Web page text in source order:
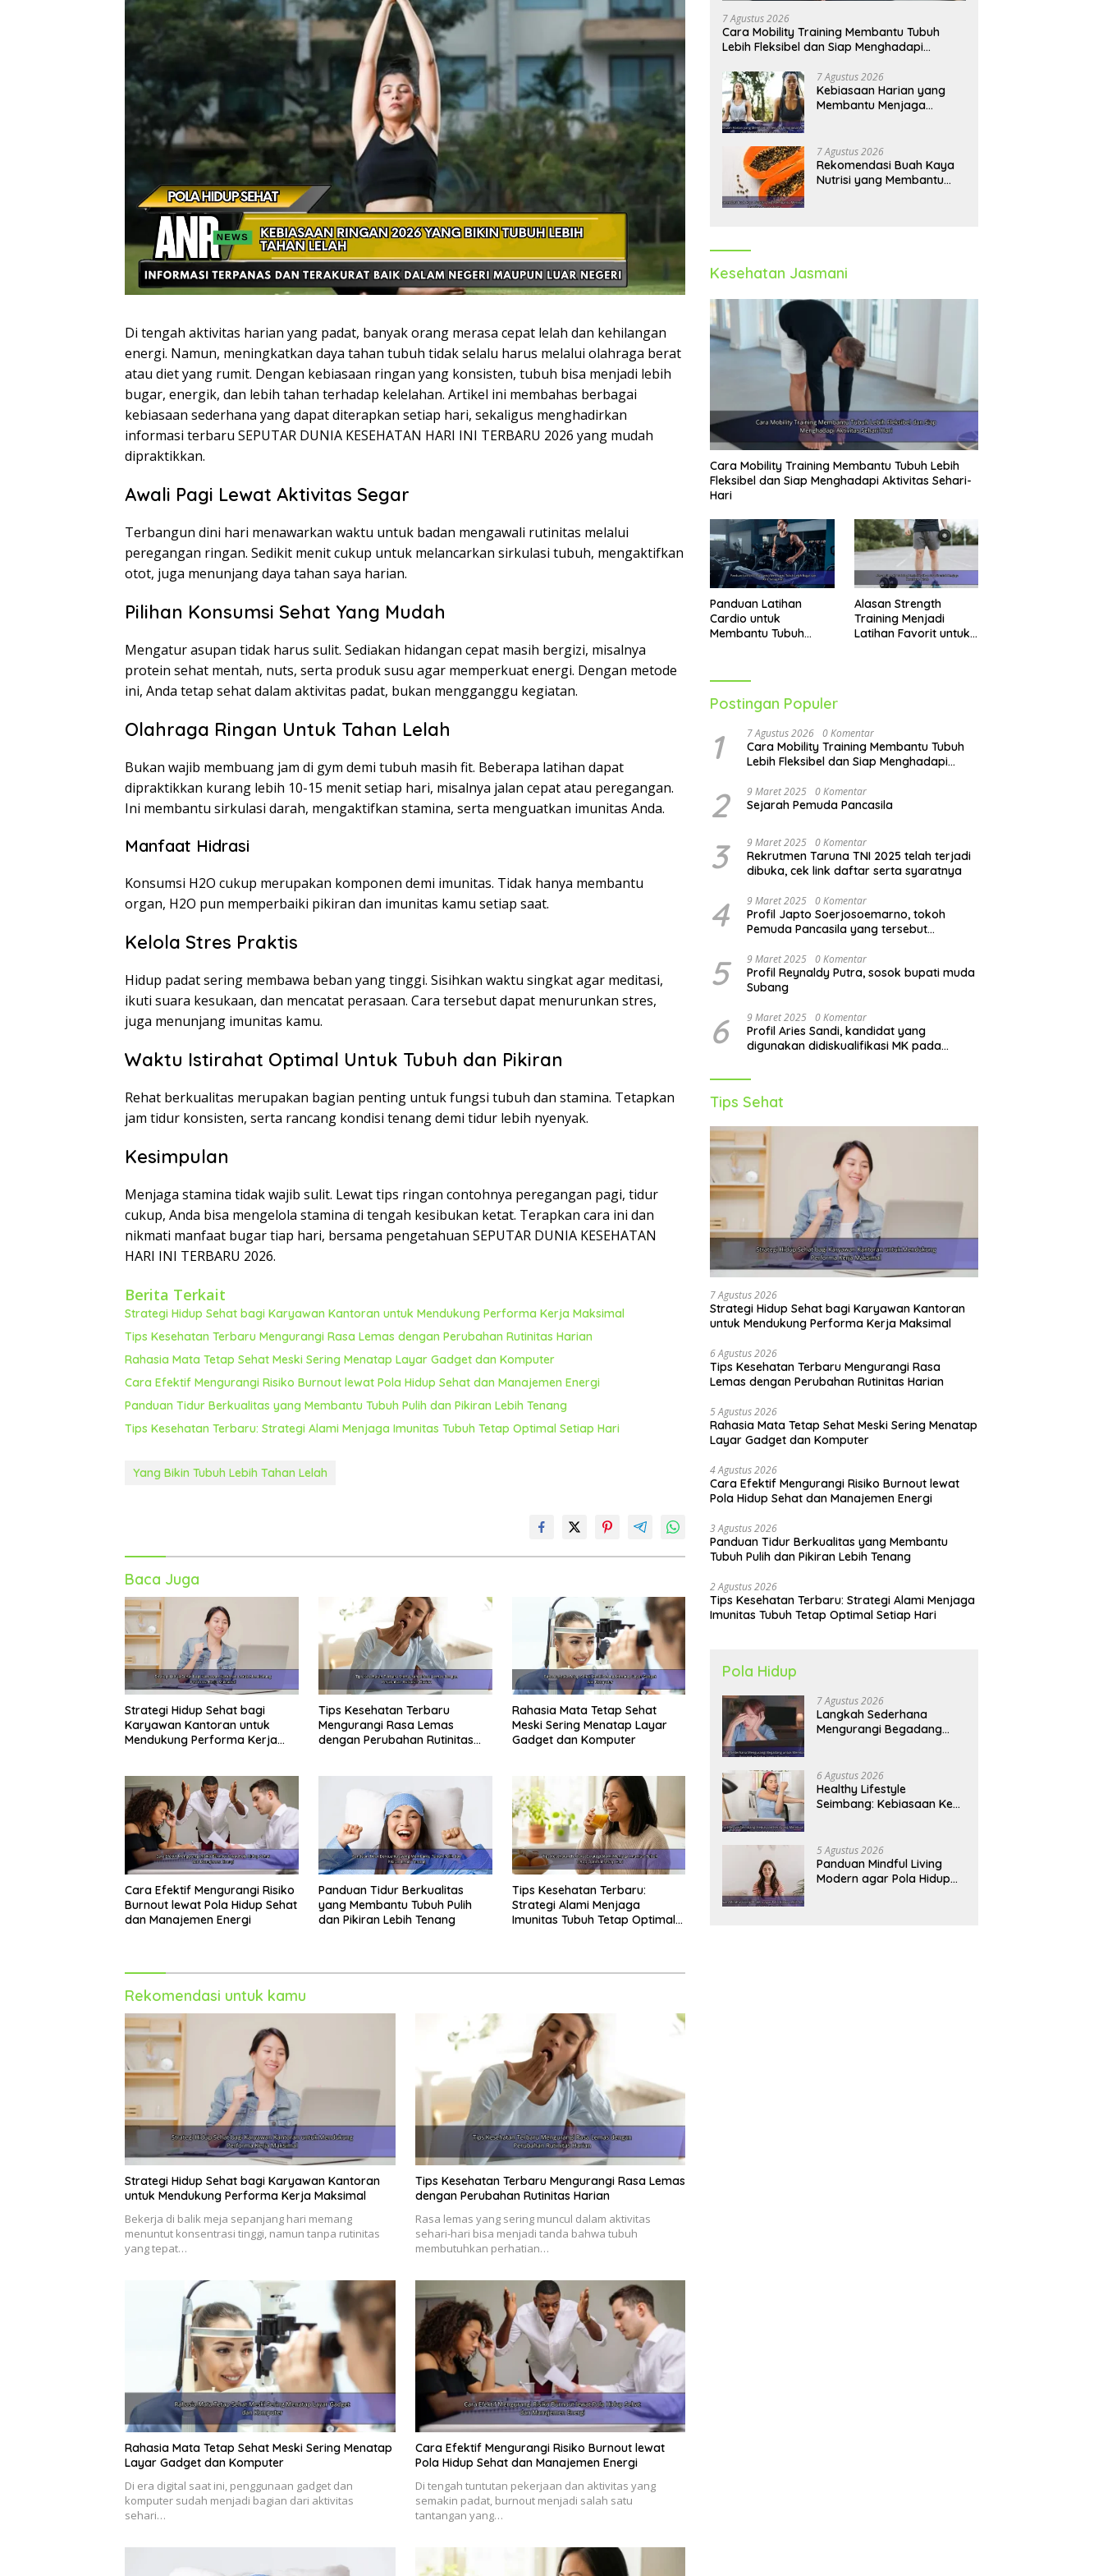
Di tengah aktivitas harian yang padat, banyak orang merasa cepat lelah dan kehilangan
energi. Namun, meningkatkan daya tahan tubuh tidak selalu harus melalui olahraga berat
atau diet yang rumit. Dengan kebiasaan ringan yang konsisten, tubuh bisa menjadi lebih
bugar, energik, dan lebih tahan terhadap kelelahan. Artikel ini membahas berbagai
kebiasaan sederhana yang dapat diterapkan setiap hari, sekaligus menghadirkan
informasi terbaru SEPUTAR DUNIA KESEHATAN HARI INI TERBARU 2026 yang mudah
dipraktikkan.
Awali Pagi Lewat Aktivitas Segar
Terbangun dini hari menawarkan waktu untuk badan mengawali rutinitas melalui
peregangan ringan. Sedikit menit cukup untuk melancarkan sirkulasi tubuh, mengaktifkan
otot, juga menunjang daya tahan saya harian.
Pilihan Konsumsi Sehat Yang Mudah
Mengatur asupan tidak harus sulit. Sediakan hidangan cepat masih bergizi, misalnya
protein sehat mentah, nuts, serta produk susu agar memperkuat energi. Dengan metode
ini, Anda tetap sehat dalam aktivitas padat, bukan mengganggu kegiatan.
Olahraga Ringan Untuk Tahan Lelah
Bukan wajib membuang jam di gym demi tubuh masih fit. Beberapa latihan dapat
dipraktikkan kurang lebih 10-15 menit setiap hari, misalnya jalan cepat atau peregangan.
Ini membantu sirkulasi darah, mengaktifkan stamina, serta menguatkan imunitas Anda.
Manfaat Hidrasi
Konsumsi H2O cukup merupakan komponen demi imunitas. Tidak hanya membantu
organ, H2O pun memperbaiki pikiran dan imunitas kamu setiap saat.
Kelola Stres Praktis
Hidup padat sering membawa beban yang tinggi. Sisihkan waktu singkat agar meditasi,
ikuti suara kesukaan, dan mencatat perasaan. Cara tersebut dapat menurunkan stres,
juga menunjang imunitas kamu.
Waktu Istirahat Optimal Untuk Tubuh dan Pikiran
Rehat berkualitas merupakan bagian penting untuk fungsi tubuh dan stamina. Tetapkan
jam tidur konsisten, serta rancang kondisi tenang demi tidur lebih nyenyak.
Kesimpulan
Menjaga stamina tidak wajib sulit. Lewat tips ringan contohnya peregangan pagi, tidur
cukup, Anda bisa mengelola stamina di tengah kesibukan ketat. Terapkan cara ini dan
nikmati manfaat bugar tiap hari, bersama pengetahuan SEPUTAR DUNIA KESEHATAN
HARI INI TERBARU 2026.
Berita Terkait
Strategi Hidup Sehat bagi Karyawan Kantoran untuk Mendukung Performa Kerja Maksimal
Tips Kesehatan Terbaru Mengurangi Rasa Lemas dengan Perubahan Rutinitas Harian
Rahasia Mata Tetap Sehat Meski Sering Menatap Layar Gadget dan Komputer
Cara Efektif Mengurangi Risiko Burnout lewat Pola Hidup Sehat dan Manajemen Energi
Panduan Tidur Berkualitas yang Membantu Tubuh Pulih dan Pikiran Lebih Tenang
Tips Kesehatan Terbaru: Strategi Alami Menjaga Imunitas Tubuh Tetap Optimal Setiap Hari
Yang Bikin Tubuh Lebih Tahan Lelah
Baca Juga
Strategi Hidup Sehat bagi
Karyawan Kantoran untuk
Mendukung Performa Kerja
Tips Kesehatan Terbaru
Mengurangi Rasa Lemas
dengan Perubahan Rutinitas
Rahasia Mata Tetap Sehat
Meski Sering Menatap Layar
Gadget dan Komputer
Cara Efektif Mengurangi Risiko
Burnout lewat Pola Hidup Sehat
dan Manajemen Energi
Panduan Tidur Berkualitas
yang Membantu Tubuh Pulih
dan Pikiran Lebih Tenang
Tips Kesehatan Terbaru:
Strategi Alami Menjaga
Imunitas Tubuh Tetap Optimal
Rekomendasi untuk kamu
Strategi Hidup Sehat bagi Karyawan Kantoran
untuk Mendukung Performa Kerja Maksimal
Bekerja di balik meja sepanjang hari memang
menuntut konsentrasi tinggi, namun tanpa rutinitas
yang tepat…
Tips Kesehatan Terbaru Mengurangi Rasa Lemas
dengan Perubahan Rutinitas Harian
Rasa lemas yang sering muncul dalam aktivitas
sehari-hari bisa menjadi tanda bahwa tubuh
membutuhkan perhatian…
Rahasia Mata Tetap Sehat Meski Sering Menatap
Layar Gadget dan Komputer
Di era digital saat ini, penggunaan gadget dan
komputer sudah menjadi bagian dari aktivitas
sehari…
Cara Efektif Mengurangi Risiko Burnout lewat
Pola Hidup Sehat dan Manajemen Energi
Di tengah tuntutan pekerjaan dan aktivitas yang
semakin padat, burnout menjadi salah satu
tantangan yang…
7 Agustus 2026
Cara Mobility Training Membantu Tubuh
Lebih Fleksibel dan Siap Menghadapi
7 Agustus 2026
Kebiasaan Harian yang
Membantu Menjaga
7 Agustus 2026
Rekomendasi Buah Kaya
Nutrisi yang Membantu
Kesehatan Jasmani
Cara Mobility Training Membantu Tubuh Lebih
Fleksibel dan Siap Menghadapi Aktivitas Sehari-
Hari
Panduan Latihan
Cardio untuk
Membantu Tubuh
Alasan Strength
Training Menjadi
Latihan Favorit untuk
Postingan Populer
1 7 Agustus 2026 0 Komentar
Cara Mobility Training Membantu Tubuh
Lebih Fleksibel dan Siap Menghadapi
2 9 Maret 2025 0 Komentar
Sejarah Pemuda Pancasila
3 9 Maret 2025 0 Komentar
Rekrutmen Taruna TNI 2025 telah terjadi
dibuka, cek link daftar serta syaratnya
4 9 Maret 2025 0 Komentar
Profil Japto Soerjosoemarno, tokoh
Pemuda Pancasila yang tersebut
5 9 Maret 2025 0 Komentar
Profil Reynaldy Putra, sosok bupati muda
Subang
6 9 Maret 2025 0 Komentar
Profil Aries Sandi, kandidat yang
digunakan didiskualifikasi MK pada
Tips Sehat
7 Agustus 2026
Strategi Hidup Sehat bagi Karyawan Kantoran
untuk Mendukung Performa Kerja Maksimal
6 Agustus 2026
Tips Kesehatan Terbaru Mengurangi Rasa
Lemas dengan Perubahan Rutinitas Harian
5 Agustus 2026
Rahasia Mata Tetap Sehat Meski Sering Menatap
Layar Gadget dan Komputer
4 Agustus 2026
Cara Efektif Mengurangi Risiko Burnout lewat
Pola Hidup Sehat dan Manajemen Energi
3 Agustus 2026
Panduan Tidur Berkualitas yang Membantu
Tubuh Pulih dan Pikiran Lebih Tenang
2 Agustus 2026
Tips Kesehatan Terbaru: Strategi Alami Menjaga
Imunitas Tubuh Tetap Optimal Setiap Hari
Pola Hidup
7 Agustus 2026
Langkah Sederhana
Mengurangi Begadang
Panjang
6 Agustus 2026
Healthy Lifestyle
Seimbang: Kebiasaan Kecil
5 Agustus 2026
Panduan Mindful Living
Modern agar Pola Hidup